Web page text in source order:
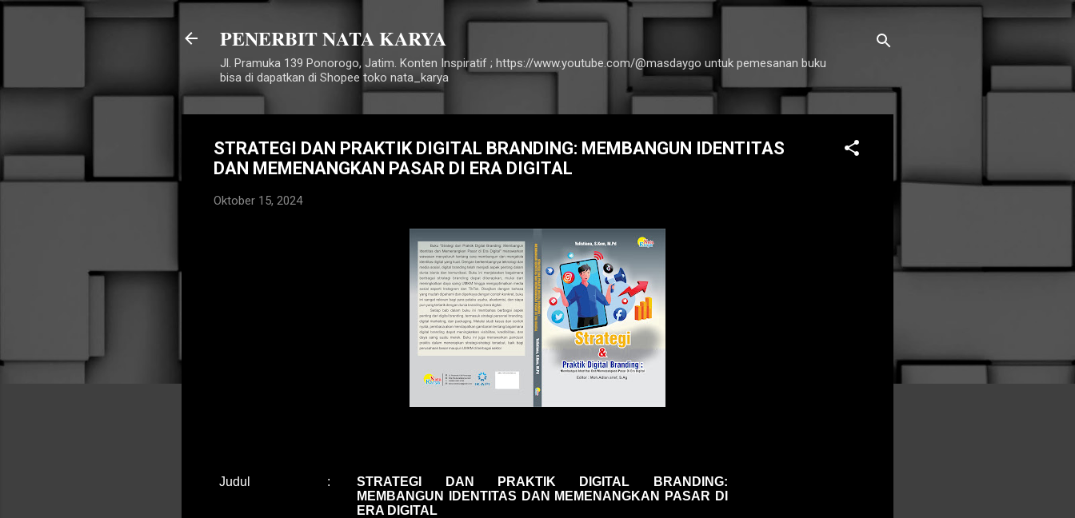
Langsung ke konten utama
PENERBIT NATA KARYA
Jl. Pramuka 139 Ponorogo, Jatim. Konten Inspiratif ; https://www.youtube.com/@masdaygo untuk pemesanan buku
bisa di dapatkan di Shopee toko nata_karya
STRATEGI DAN PRAKTIK DIGITAL BRANDING: MEMBANGUN IDENTITAS
DAN MEMENANGKAN PASAR DI ERA DIGITAL
Oktober 15, 2024
Judul :
STRATEGI DAN PRAKTIK DIGITAL BRANDING:
MEMBANGUN IDENTITAS DAN MEMENANGKAN PASAR DI
ERA DIGITAL